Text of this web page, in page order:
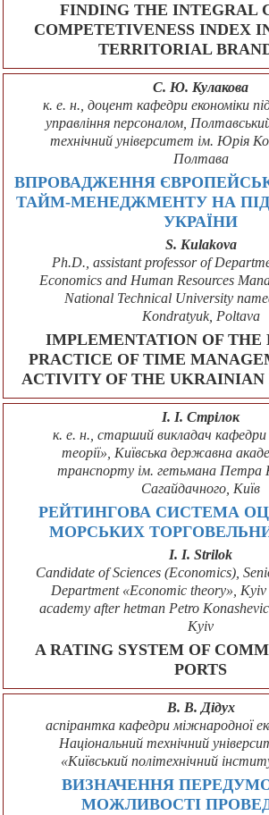
FINDING THE INTEGRAL
COMPETETIVENESS INDEX
TERRITORIAL
С. Ю. Кулакова
к. е. н., доцент кафедри економіки
управління персоналом,
технічний університет ім. Юрія
Полтава
ВПРОВАДЖЕННЯ
ТАЙМ-МЕНЕДЖМЕНТУ НА
УКРАЇНИ
S. Kulakovа
Ph.D., assistant professor of
Economics and Human Resources
National Technical University
Kondratyuk, Poltava
IMPLEMENTATION OF THE
PRACTICE OF TIME
ACTIVITY OF THE UKRAINIAN
І. І. Стрілок
к. е. н., старший викладач кафедри
теорії», Київська державна
транспорту ім. гетьмана Петра
Сагайдачного, Київ
РЕЙТИНГОВА СИСТЕМА
МОРСЬКИХ
I. I. Strilok
Candidate of Sciences (Economics),
Department «Economic theory»,
academy after hetman Petro
Kyiv
A RATING SYSTEM OF
PORTS
В. В. Дідух
аспірантка кафедри міжнародної
Національний технічний
«Київський політехнічний
ВИЗНАЧЕННЯ
МОЖЛИВОСТІ